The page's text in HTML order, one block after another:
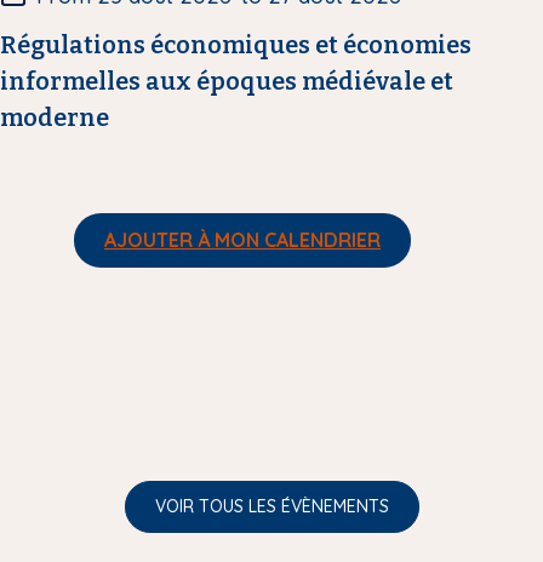
e
Régulations économiques et économies
informelles aux époques médiévale et
moderne
AJOUTER À MON CALENDRIER
VOIR TOUS LES ÉVÈNEMENTS